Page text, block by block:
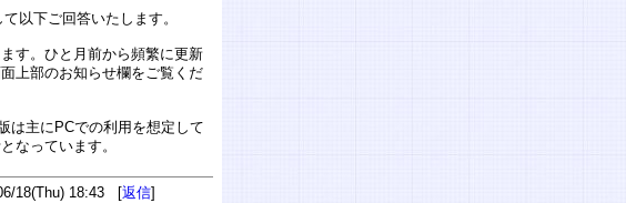
以下ご回答いたします。
す。ひと月前から頻繁に更新
上部のお知らせ欄をご覧くだ
は主にPCでの利用を想定して
なっています。
18(Thu) 18:43 [返信]